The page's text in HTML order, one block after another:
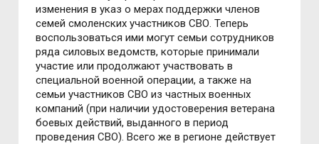
изменения в указ о мерах поддержки членов
семей смоленских участников СВО. Теперь
воспользоваться ими могут семьи сотрудников
ряда силовых ведомств, которые принимали
участие или продолжают участвовать в
специальной военной операции, а также на
семьи участников СВО из частных военных
компаний (при наличии удостоверения ветерана
боевых действий, выданного в период
проведения СВО). Всего же в регионе действует